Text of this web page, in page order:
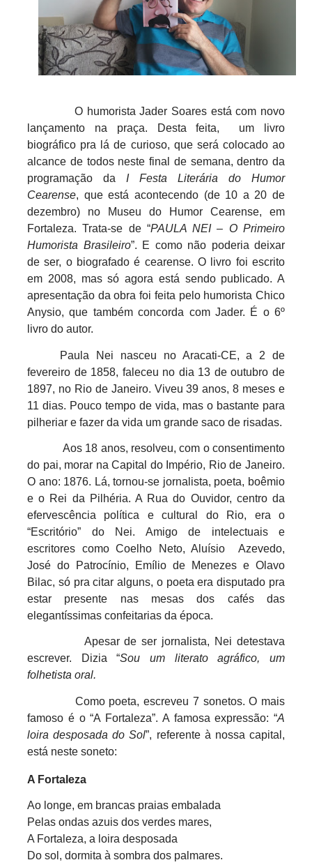
O humorista Jader Soares está com novo
lançamento na praça. Desta feita,
um livro
biográfico pra lá de curioso, que será colocado ao
alcance de todos neste final de semana, dentro da
programação da I Festa Literária do Humor
Cearense, que está acontecendo (de 10 a 20 de
dezembro) no Museu do Humor Cearense, em
Fortaleza. Trata-se de “PAULA NEI – O Primeiro
Humorista Brasileiro”. E como não poderia deixar
de ser, o biografado é cearense. O livro foi escrito
em 2008, mas só agora está sendo publicado. A
apresentação da obra foi feita pelo humorista Chico
Anysio, que também concorda com Jader. É o 6º
livro do autor.
Paula Nei nasceu no Aracati-CE, a 2 de
fevereiro de 1858, faleceu no dia 13 de outubro de
1897, no Rio de Janeiro. Viveu 39 anos, 8 meses e
11 dias. Pouco tempo de vida, mas o bastante para
pilheriar e fazer da vida um grande saco de risadas.
Aos 18 anos, resolveu, com o consentimento
do pai, morar na Capital do Império, Rio de Janeiro.
O ano: 1876. Lá, tornou-se jornalista, poeta, boêmio
e o Rei da Pilhéria. A Rua do Ouvidor, centro da
efervescência política e cultural do Rio, era o
“Escritório” do Nei. Amigo de intelectuais e
escritores como Coelho Neto, Aluísio
Azevedo,
José do Patrocínio, Emílio de Menezes e Olavo
Bilac, só pra citar alguns, o poeta era disputado pra
estar presente nas mesas dos cafés das
elegantíssimas confeitarias da época.
Apesar de ser jornalista, Nei detestava
escrever. Dizia “Sou um literato agráfico, um
folhetista oral.
Como poeta, escreveu 7 sonetos. O mais
famoso é o “A Fortaleza”. A famosa expressão: “A
loira desposada do Sol”, referente à nossa capital,
está neste soneto:
A Fortaleza
Ao longe, em brancas praias embalada
Pelas ondas azuis dos verdes mares,
A Fortaleza, a loira desposada
Do sol, dormita à sombra dos palmares.